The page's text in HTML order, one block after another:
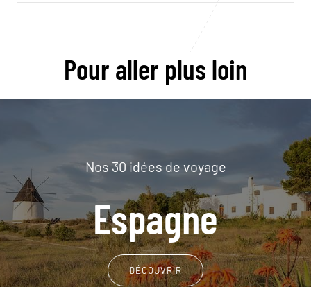
Pour aller plus loin
Nos 30 idées de voyage
Espagne
DÉCOUVRIR